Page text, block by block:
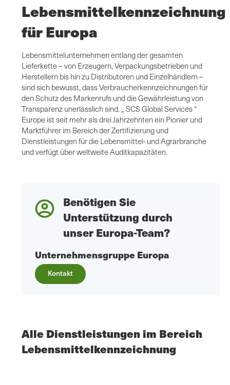
Lebensmittelkennzeichnung
für Europa
Lebensmittelunternehmen entlang der gesamten
Lieferkette – von Erzeugern, Verpackungsbetrieben und
Herstellern bis hin zu Distributoren und Einzelhändlern –
sind sich bewusst, dass Verbraucherkennzeichnungen für
den Schutz des Markenrufs und die Gewährleistung von
Transparenz unerlässlich sind. „ SCS Global Services “
Europe ist seit mehr als drei Jahrzehnten ein Pionier und
Marktführer im Bereich der Zertifizierung und
Dienstleistungen für die Lebensmittel- und Agrarbranche
und verfügt über weltweite Auditkapazitäten.
Benötigen Sie
Unterstützung durch
unser Europa-Team?
Unternehmensgruppe Europa
Kontakt
Alle Dienstleistungen im Bereich
Lebensmittelkennzeichnung